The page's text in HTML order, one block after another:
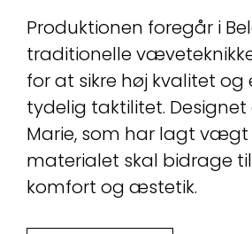
Produktionen foregår i
traditionelle
for at sikre høj kvalitet
tydelig taktilitet.
Marie, som har lagt vægt
materialet skal bidrage
komfort og æstetik.